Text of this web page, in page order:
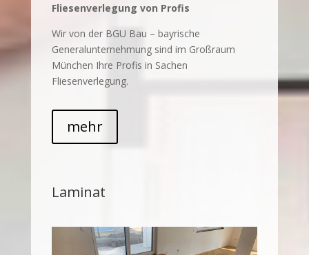
Fliesenverlegung von Profis
Wir von der BGU Bau – bayrische
Generalunternehmung sind im Großraum
München Ihre Profis in Sachen
Fliesenverlegung.
mehr
Laminat